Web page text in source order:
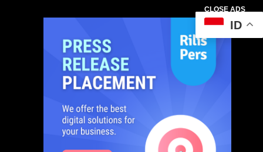
CLOSE ADS
ID